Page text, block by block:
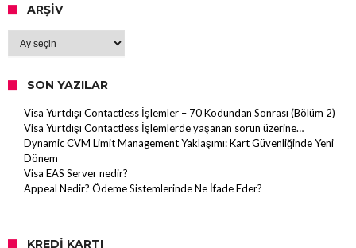
ARŞIV
SON YAZILAR
Visa Yurtdışı Contactless İşlemler – 70 Kodundan Sonrası (Bölüm 2)
Visa Yurtdışı Contactless İşlemlerde yaşanan sorun üzerine…
Dynamic CVM Limit Management Yaklaşımı: Kart Güvenliğinde Yeni
Dönem
Visa EAS Server nedir?
Appeal Nedir? Ödeme Sistemlerinde Ne İfade Eder?
KREDI KARTI